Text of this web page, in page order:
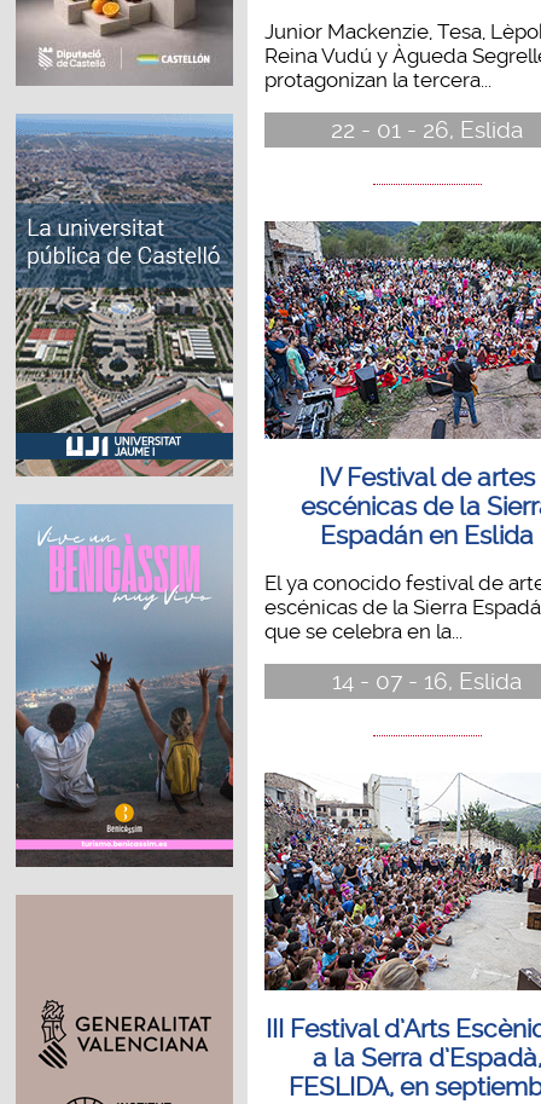
Junior Mackenzie, Tesa,
Reina Vudú y Àgueda
protagonizan la tercera...
22 - 01 - 26, Eslida
IV Festival de artes
escénicas de la
Espadán en Eslida
El ya conocido festival de
escénicas de la Sierra
que se celebra en la...
14 - 07 - 16, Eslida
III Festival d’Arts
a la Serra d’Espadà,
FESLIDA, en